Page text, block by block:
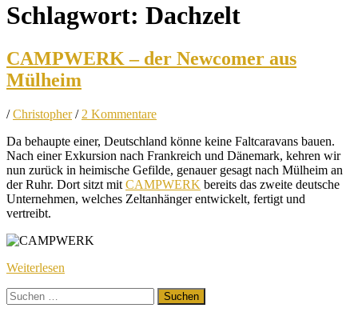
Schlagwort: Dachzelt
CAMPWERK – der Newcomer aus
Mülheim
/Christopher / 2 Kommentare
Da behaupte einer, Deutschland könne keine Faltcaravans bauen.
Nach einer Exkursion nach Frankreich und Dänemark, kehren wir
nun zurück in heimische Gefilde, genauer gesagt nach Mülheim an
der Ruhr. Dort sitzt mit CAMPWERK bereits das zweite deutsche
Unternehmen, welches Zeltanhänger entwickelt, fertigt und
vertreibt.
Weiterlesen
Suchen
nach: